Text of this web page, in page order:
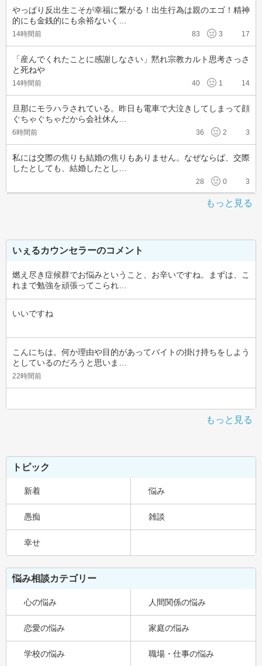
やっぱり反出生こそが幸福に繋がる！出生行為は親のエゴ！精神
的にも金銭的にも余裕ないく…
14時間前 83 3 17
「産んでくれたことに感謝しなさい」黙れ宗教カルト思考さっさ
と死ねや
14時間前 40 1 14
旦那にモラハラされている。昨日も電車で大泣きしてしまって顔
ぐちゃぐちゃだから会社休ん…
6時間前 36 2 3
私には交際の焦りも結婚の焦りもありません。なぜならば、交際
したとしても、結婚したとし…
28 0 3
もっと見る
いぇるカウンセラーのコメント
燃え尽き症候群でお悩みということ、お辛いですね。まずは、こ
れまで勉強を頑張ってこられ…
いいですね
こんにちは。何か理由や目的があってバイトの掛け持ちをしよう
としているのだろうと思いま…
22時間前
もっと見る
トピック
新着 悩み
愚痴 雑談
幸せ
悩み相談カテゴリー
心の悩み 人間関係の悩み
恋愛の悩み 家庭の悩み
学校の悩み 職場・仕事の悩み